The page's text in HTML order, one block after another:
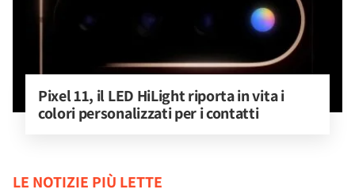
Pixel 11, il LED HiLight riporta in vita i
colori personalizzati per i contatti
LE NOTIZIE PIÙ LETTE